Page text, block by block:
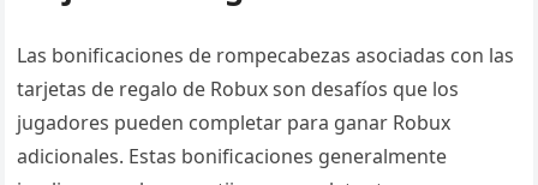
Las bonificaciones de rompecabezas asociadas con las
tarjetas de regalo de Robux son desafíos que los
jugadores pueden completar para ganar Robux
adicionales. Estas bonificaciones generalmente